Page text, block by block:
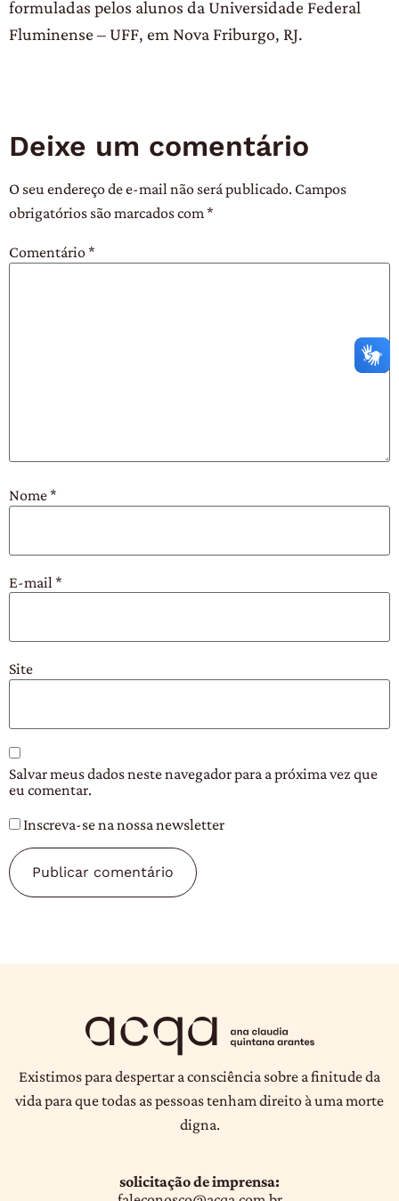
formuladas pelos alunos da Universidade Federal
Fluminense – UFF, em Nova Friburgo, RJ.
Deixe um comentário
O seu endereço de e-mail não será publicado. Campos
obrigatórios são marcados com*
Comentário*
Nome*
E-mail *
Site
Salvar meus dados neste navegador para a próxima vez que
eu comentar.
Inscreva-se na nossa newsletter
Existimos para despertar a consciência sobre a finitude da
vida para que todas as pessoas tenham direito à uma morte
digna.
solicitação de imprensa: